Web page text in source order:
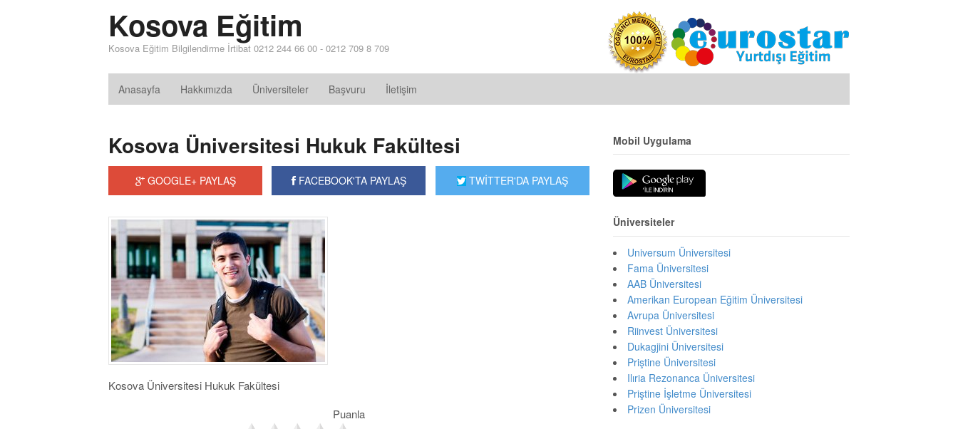
Kosova Eğitim
Kosova Eğitim Bilgilendirme İrtibat 0212 244 66 00 - 0212 709 8 709
Anasayfa Hakkımızda Üniversiteler Başvuru İletişim
Kosova Üniversitesi Hukuk Fakültesi
GOOGLE+ PAYLAŞ FACEBOOK'TA PAYLAŞ TWİTTER'DA PAYLAŞ
Kosova Üniversitesi Hukuk Fakültesi
Puanla
Mobil Uygulama
Üniversiteler
Universum Üniversitesi
Fama Üniversitesi
AAB Üniversitesi
Amerikan European Eğitim Üniversitesi
Avrupa Üniversitesi
Riinvest Üniversitesi
Dukagjini Üniversitesi
Priştine Üniversitesi
Ilıria Rezonanca Üniversitesi
Priştine İşletme Üniversitesi
Prizen Üniversitesi